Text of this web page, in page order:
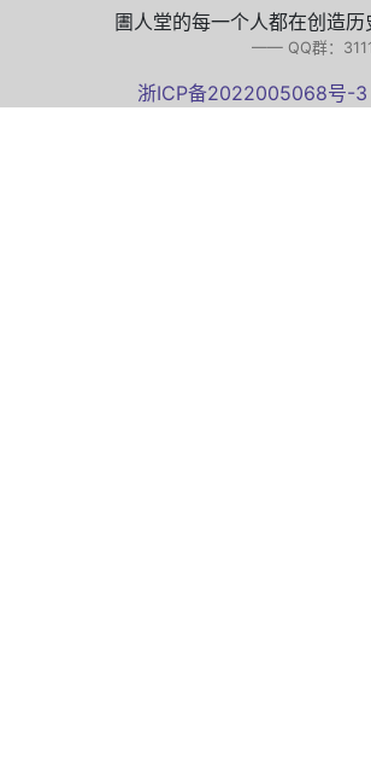
圕人堂的每一个人都在创造历
—— QQ群：
浙ICP备2022005068号-3